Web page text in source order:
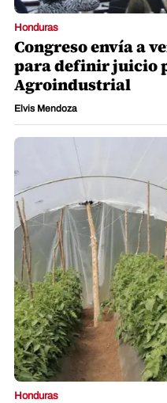
Honduras
Congreso envía a
para definir juicio
Agroindustrial
Elvis Mendoza
Honduras